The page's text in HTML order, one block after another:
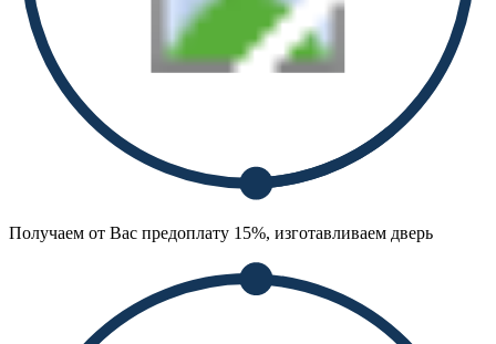
Получаем от Вас предоплату 15%, изготавливаем дверь